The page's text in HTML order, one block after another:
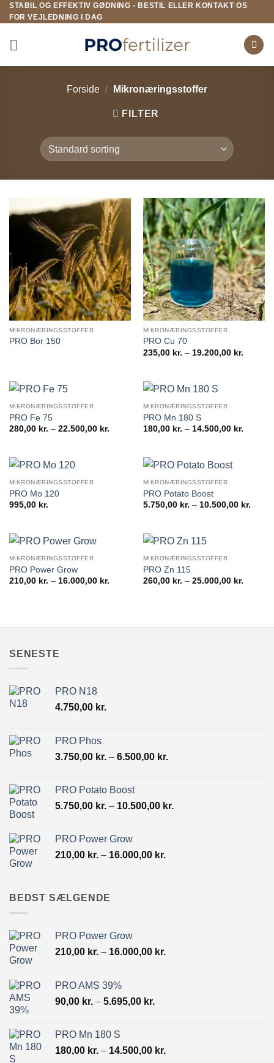
Fortsæt
til
indhold
STABIL OG EFFEKTIV GØDNING - BESTIL ELLER KONTAKT OS
FOR VEJLEDNING I DAG
Forside / Mikronæringsstoffer
FILTER
MIKRONÆRINGSSTOFFER
PRO Bor 150
MIKRONÆRINGSSTOFFER
PRO Cu 70
235,00 kr. – 19.200,00 kr.
MIKRONÆRINGSSTOFFER
PRO Fe 75
280,00 kr. – 22.500,00 kr. Prisinterval:
MIKRONÆRINGSSTOFFER
PRO Mn 180 S
180,00 kr. – 14.500,00 kr.
MIKRONÆRINGSSTOFFER
PRO Mo 120
995,00 kr.
MIKRONÆRINGSSTOFFER
PRO Potato Boost
5.750,00 kr. – 10.500,00 kr.
MIKRONÆRINGSSTOFFER
PRO Power Grow
210,00 kr. – 16.000,00 kr.Prisinterval:
MIKRONÆRINGSSTOFFER
PRO Zn 115
260,00 kr. – 25.000,00 kr.
SENESTE
PRO N18
4.750,00 kr.
PRO Phos
3.750,00 kr. – 6.500,00 kr.
PRO Potato Boost
5.750,00 kr. – 10.500,00 kr.
PRO Power Grow
210,00 kr. – 16.000,00 kr.
BEDST SÆLGENDE
PRO Power Grow
210,00 kr. – 16.000,00 kr.
PRO AMS 39%
90,00 kr. – 5.695,00 kr.
PRO Mn 180 S
180,00 kr. – 14.500,00 kr.